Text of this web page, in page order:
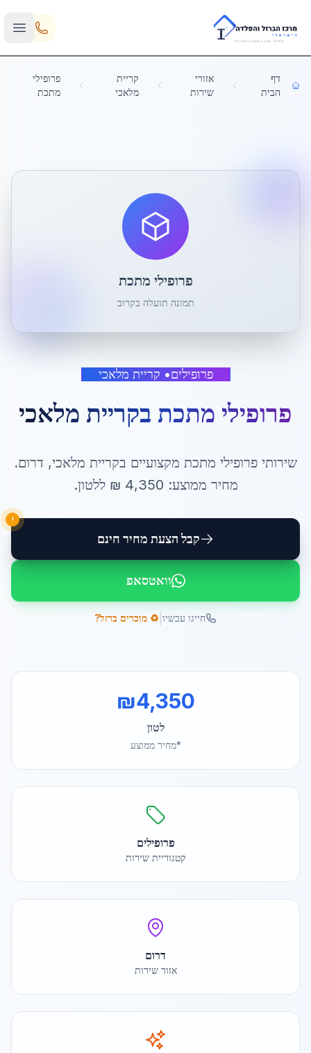
Skip to main content
דף
הבית
אזורי
שירות
קריית
מלאכי
פרופילי
מתכת
פרופילים• קריית מלאכי
פרופילי מתכת בקריית מלאכי
שירותי פרופילי מתכת מקצועיים בקריית מלאכי, דרום.
מחיר ממוצע: 4,350 ₪ ללטון.
קבל הצעת מחיר חינם
!
וואטסאפ
חייגו עכשיו ♻️ מוכרים ברזל?
פרופילי מתכת
תמונה תועלה בקרוב
₪4,350
לטון
*מחיר ממוצע
פרופילים
קטגוריית שירות
דרום
אזור שירות